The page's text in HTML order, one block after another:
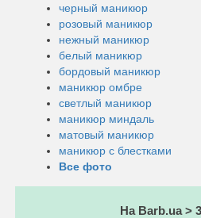
черный маникюр
розовый маникюр
нежный маникюр
белый маникюр
бордовый маникюр
маникюр омбре
светлый маникюр
маникюр миндаль
матовый маникюр
маникюр с блестками
Все фото
На Barb.ua >